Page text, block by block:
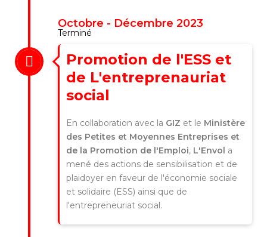
Octobre - Décembre 2023
Terminé
Promotion de l'ESS et
de L'entreprenauriat
social
En collaboration avec la GIZ et le Ministère
des Petites et Moyennes Entreprises et
de la Promotion de l'Emploi, L'Envol a
mené des actions de sensibilisation et de
plaidoyer en faveur de l'économie sociale
et solidaire (ESS) ainsi que de
l'entrepreneuriat social.